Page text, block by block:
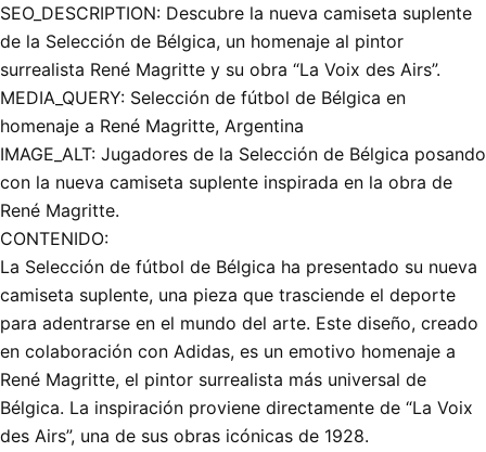
SEO_DESCRIPTION: Descubre la nueva camiseta suplente
de la Selección de Bélgica, un homenaje al pintor
surrealista René Magritte y su obra “La Voix des Airs”.
MEDIA_QUERY: Selección de fútbol de Bélgica en
homenaje a René Magritte, Argentina
IMAGE_ALT: Jugadores de la Selección de Bélgica posando
con la nueva camiseta suplente inspirada en la obra de
René Magritte.
CONTENIDO:
La Selección de fútbol de Bélgica ha presentado su nueva
camiseta suplente, una pieza que trasciende el deporte
para adentrarse en el mundo del arte. Este diseño, creado
en colaboración con Adidas, es un emotivo homenaje a
René Magritte, el pintor surrealista más universal de
Bélgica. La inspiración proviene directamente de “La Voix
des Airs”, una de sus obras icónicas de 1928.